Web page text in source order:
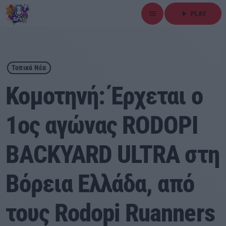
menu play_arrow PLAY
close
play_arrow ΕΡΚΟ
Αρχική
Εκπομπές
Ειδήσεις
Τοπικά Νέα
Αθλητικά
Τοπικά Νέα
Κομοτηνή: Έρχεται ο
1ος αγώνας RODOPI
BACKYARD ULTRA στη
Βόρεια Ελλάδα, από
τους Rodopi Ruanners